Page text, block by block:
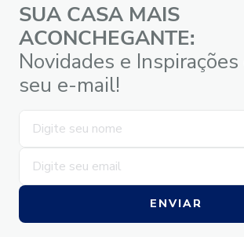
SUA CASA MAIS
ACONCHEGANTE:
Novidades e
seu e-mail!
ENVIAR